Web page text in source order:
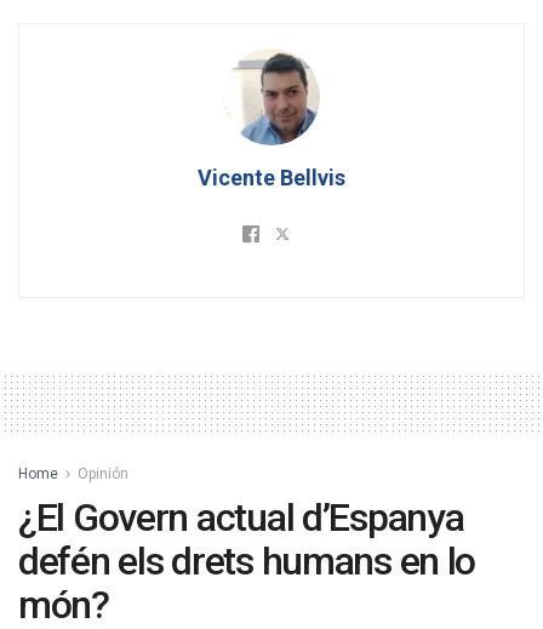
Vicente Bellvis
Home Opinión
¿El Govern actual d’Espanya
defén els drets humans en lo
món?